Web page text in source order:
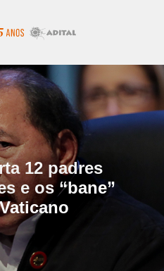
12 padres
e os “bane”